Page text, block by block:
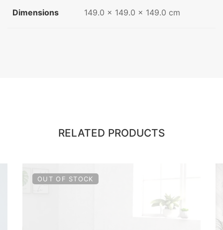
Dimensions 149.0 × 149.0 × 149.0 cm
RELATED PRODUCTS
OUT OF STOCK